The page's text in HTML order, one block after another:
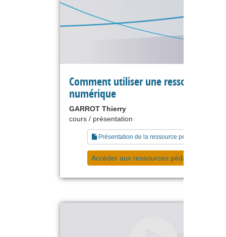
Comment utiliser une ressource
numérique
GARROT Thierry
cours / présentation
Présentation de la ressource pédagogique
Accéder aux ressources pédagogiques